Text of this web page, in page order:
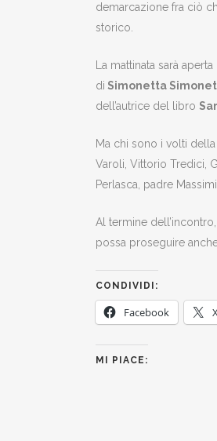
demarcazione fra ciò
storico.
La mattinata sarà
di Simonetta
dell’autrice del libro
Ma chi sono i volti
Varoli, Vittorio Tredici,
Perlasca, padre
Al termine
possa proseguire
CONDIVIDI:
Facebook
MI PIACE: